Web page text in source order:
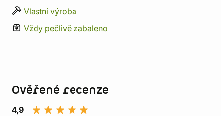
Vlastní výroba
Vždy pečlivě zabaleno
Ověřené recenze
4,9